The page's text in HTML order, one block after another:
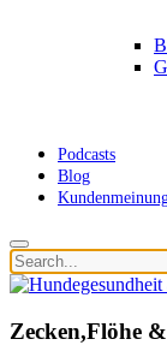
Podcasts
Blog
Zecken,Flöhe